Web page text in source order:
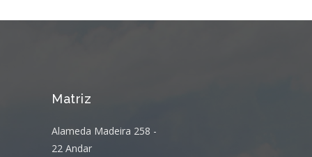
Matriz
Alameda Madeira 258 -
22 Andar